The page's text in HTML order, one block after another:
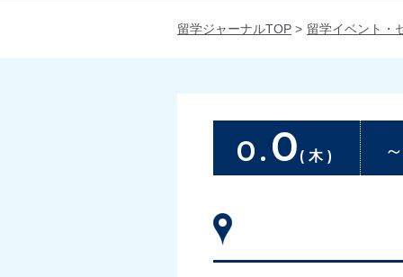
留学ジャーナルTOP 留学イベント・
0. 0 (木)